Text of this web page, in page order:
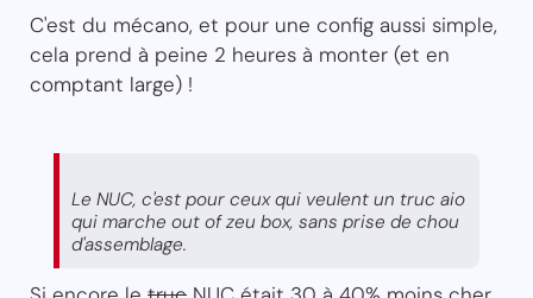
C'est du mécano, et pour une config aussi simple,
cela prend à peine 2 heures à monter (et en
comptant large) !
Le NUC, c'est pour ceux qui veulent un truc aio
qui marche out of zeu box, sans prise de chou
d'assemblage.